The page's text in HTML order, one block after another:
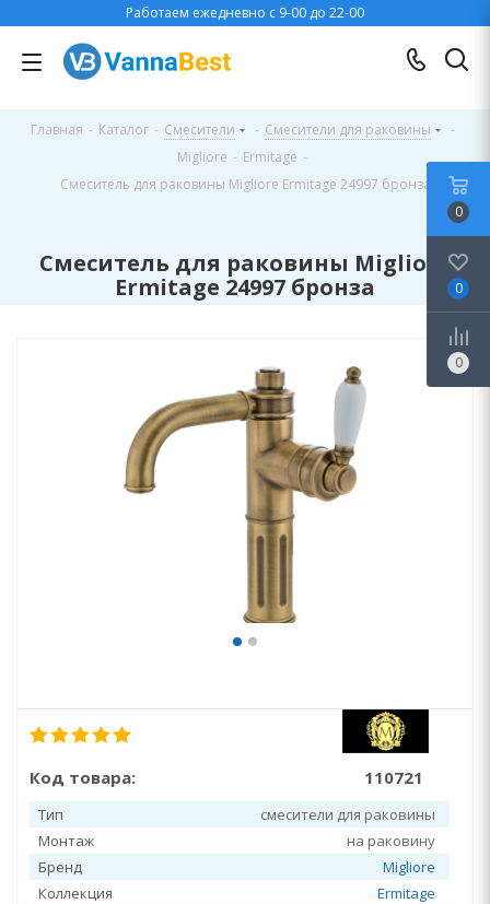
Работаем ежедневно с 9-00 до 22-00
Главная - Каталог - Смесители - Смесители для раковины
-
Migliore - Ermitage -
Смеситель для раковины Migliore Ermitage 24997 бронза
Смеситель для раковины Migliore
Ermitage 24997 бронза
Код товара: 110721
Тип
смесители для раковины
Монтаж
на раковину
Бренд
Migliore
Коллекция
Ermitage
0
0
0